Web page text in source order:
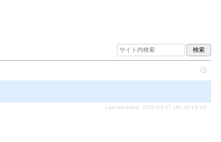
Last-modified: 2020-09-07 (月) 10:15:13